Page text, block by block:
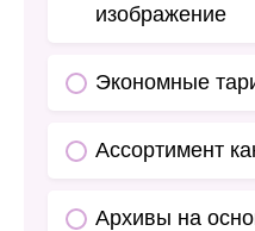
изображение
Экономные
Ассортимент
Архивы на